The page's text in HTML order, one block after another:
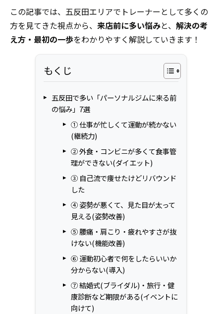
この記事では、五反田エリアでトレーナーとして多くの
方を見てきた視点から、 来店前に多い悩みと、 解決の考
え方・最初の一歩をわかりやすく解説していきます！
もくじ
五反田で多い「パーソナルジムに来る前
の悩み」7選
① 仕事が忙しくて運動が続かない
(継続力)
② 外食・コンビニが多くて食事管
理ができない(ダイエット)
③ 自己流で痩せたけどリバウンド
した
④ 姿勢が悪くて、見た目が太って
見える(姿勢改善)
⑤ 腰痛・肩こり・疲れやすさが抜
けない(機能改善)
⑥ 運動初心者で何をしたらいいか
分からない(導入)
⑦ 結婚式(ブライダル)・旅行・健
康診断など期限がある(イベントに
向けて)